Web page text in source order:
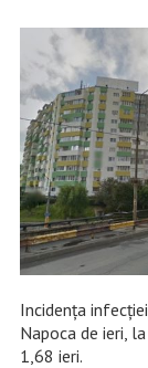
Incidența
Napoca de ieri,
1,68 ieri.